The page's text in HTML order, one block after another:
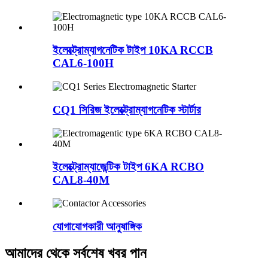
ইলেক্ট্রোম্যাগনেটিক টাইপ 10KA RCCB
CAL6-100H
CQ1 সিরিজ ইলেক্ট্রোম্যাগনেটিক স্টার্টার
ইলেক্ট্রোম্যাজেন্টিক টাইপ 6KA RCBO
CAL8-40M
যোগাযোগকারী আনুষাঙ্গিক
আমাদের থেকে সর্বশেষ খবর পান